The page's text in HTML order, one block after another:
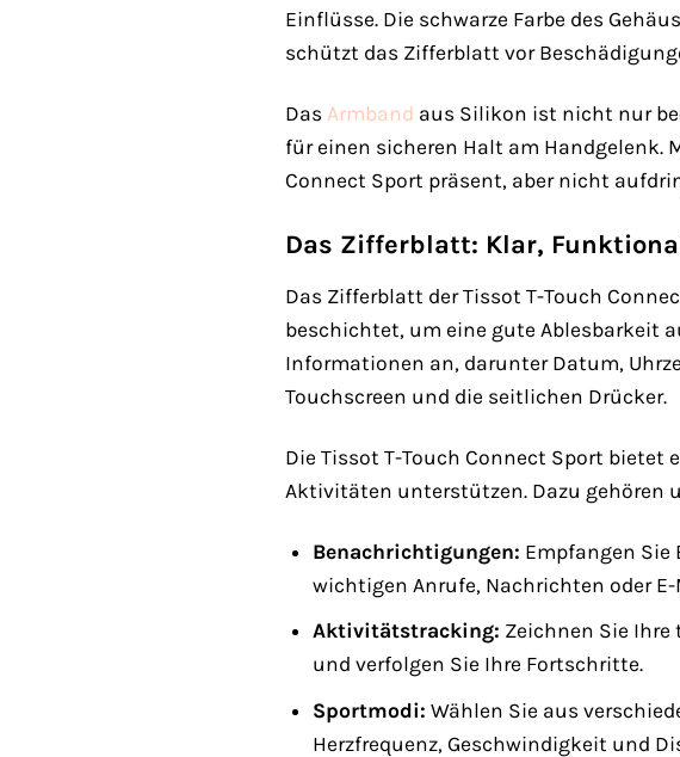
Einflüsse. Die schwarze Farbe des
schützt das Zifferblatt vor
Das Armband aus Silikon ist nicht nur
für einen sicheren Halt am Handgelenk.
Connect Sport präsent, aber nicht
Das Zifferblatt: Klar,
Das Zifferblatt der Tissot T-Touch
beschichtet, um eine gute Ablesbarkeit
Informationen an, darunter Datum,
Touchscreen und die seitlichen Drücker.
Die Tissot T-Touch Connect Sport
Aktivitäten unterstützen. Dazu gehören
Benachrichtigungen: Empfangen Sie
wichtigen Anrufe, Nachrichten oder E-
Aktivitätstracking: Zeichnen Sie
und verfolgen Sie Ihre Fortschritte.
Sportmodi: Wählen Sie aus
Herzfrequenz, Geschwindigkeit und